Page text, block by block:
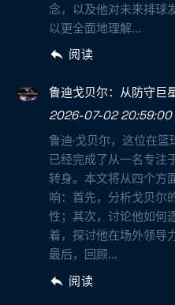
念，以及他对未来排球
以更全面地理解...
阅读
鲁迪戈贝尔：从防守巨
2026-07-02 20:59:00
鲁迪·戈贝尔，这位在
已经完成了从一名专注
转身。本文将从四个方
响：首先，分析戈贝尔
性；其次，讨论他如何
着，探讨他在场外领导
最后，回顾...
阅读